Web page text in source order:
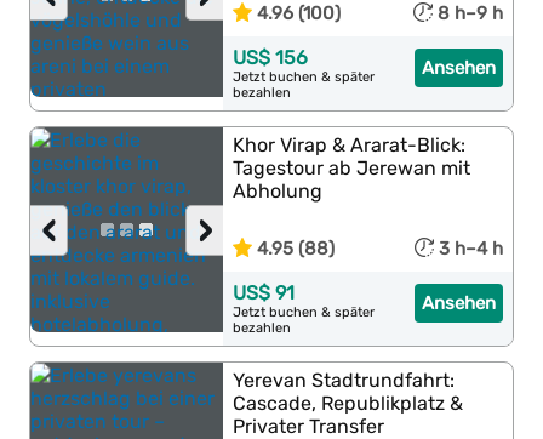
4.96 (100) 8 h–9 h
Ansehen
US$ 156
Jetzt buchen & später
bezahlen
›
‹
Khor Virap & Ararat-Blick:
Tagestour ab Jerewan mit
Abholung
4.95 (88) 3 h–4 h
Ansehen
US$ 91
Jetzt buchen & später
bezahlen
Yerevan Stadtrundfahrt:
Cascade, Republikplatz &
Privater Transfer